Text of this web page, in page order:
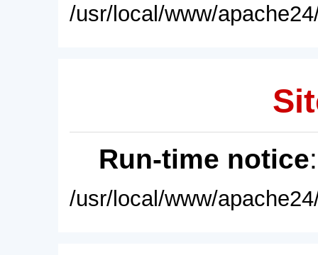
/usr/local/www/
Run-time notice
/usr/local/www/